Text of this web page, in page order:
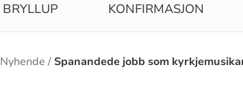
BRYLLUP KONFIRMASJON
Nyhende Spanandede jobb som